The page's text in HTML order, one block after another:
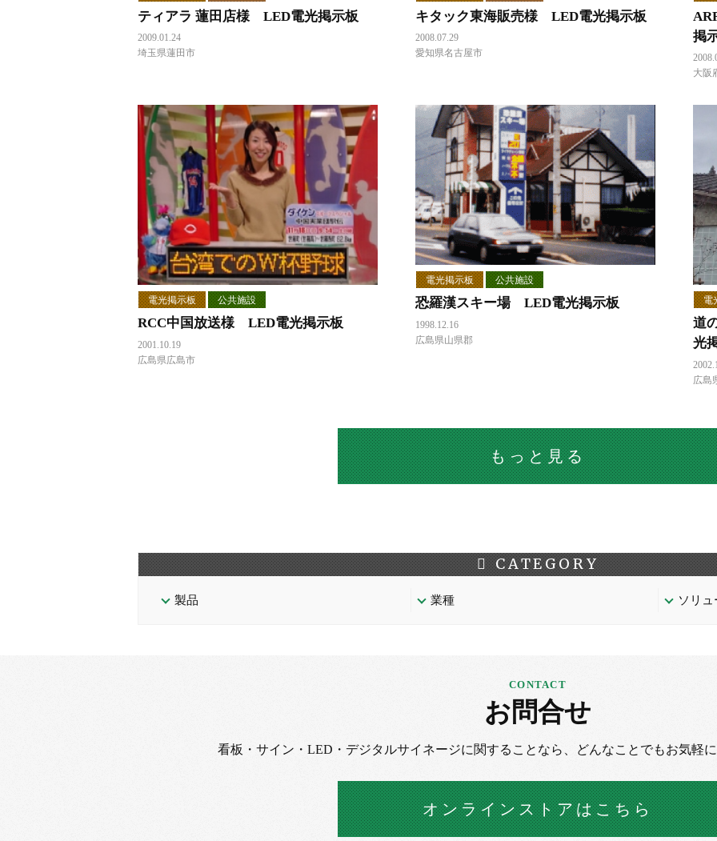
ティアラ 蓮田店様 LED電光掲示板
2009.01.24
埼玉県蓮田市
キタック東海販売様 LED電光掲示板
2008.07.29
愛知県名古屋市
掲
大阪
電光掲示板 公共施設
RCC中国放送様 LED電光掲示板
2001.10.19
広島県広島市
電光掲示板 公共施設
恐羅漢スキー場 LED電光掲示板
1998.12.16
広島県山県郡
電
道
光
広島
もっと見る
CATEGORY
製品 業種 ソリ
お問合せ
看板・サイン・LED・デジタルサイネージに関することなら、 どんなことでもお気軽
オンラインストアはこちら